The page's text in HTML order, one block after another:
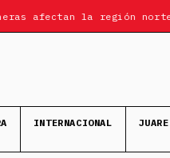
afectan la región norte
INTERNACIONAL